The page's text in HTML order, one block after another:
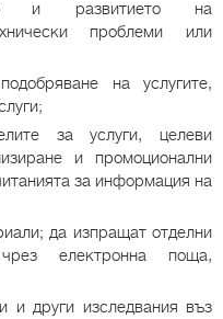
и развитието на
проблеми или
на услугите,
за услуги, целеви
и промоционални
за информация на
да изпращат отделни
електронна поща,
и други изследвания въз